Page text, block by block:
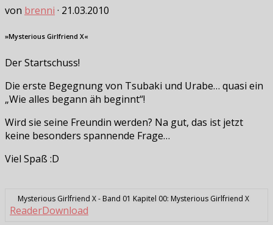
von brenni · 21.03.2010
»Mysterious Girlfriend X«
Der Startschuss!
Die erste Begegnung von Tsubaki und Urabe… quasi ein
„Wie alles begann äh beginnt“!
Wird sie seine Freundin werden? Na gut, das ist jetzt
keine besonders spannende Frage…
Viel Spaß :D
Mysterious Girlfriend X - Band 01 Kapitel 00: Mysterious Girlfriend X
ReaderDownload